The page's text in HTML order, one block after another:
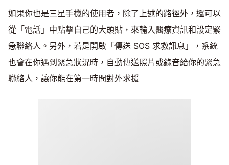
如果你也是三星手機的使用者，除了上述的路徑外，還可以
從「電話」中點擊自己的大頭貼，來輸入醫療資訊和設定緊
急聯絡人。另外，若是開啟「傳送 SOS 求救訊息」，系統
也會在你遇到緊急狀況時，自動傳送照片或錄音給你的緊急
聯絡人，讓你能在第一時間對外求援